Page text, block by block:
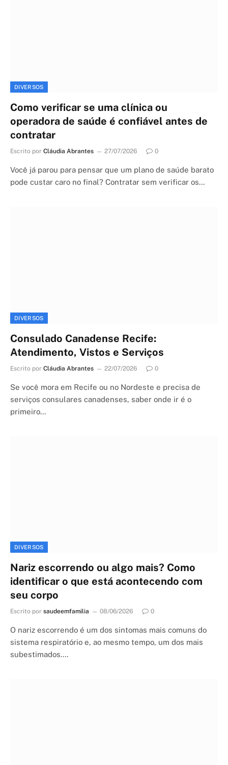
DIVERSOS
Como verificar se uma clínica ou
operadora de saúde é confiável antes de
contratar
Escrito por Cláudia Abrantes 27/07/2026 0
Você já parou para pensar que um plano de saúde barato
pode custar caro no final? Contratar sem verificar os…
DIVERSOS
Consulado Canadense Recife:
Atendimento, Vistos e Serviços
Escrito por Cláudia Abrantes 22/07/2026 0
Se você mora em Recife ou no Nordeste e precisa de
serviços consulares canadenses, saber onde ir é o
primeiro…
DIVERSOS
Nariz escorrendo ou algo mais? Como
identificar o que está acontecendo com
seu corpo
Escrito por saudeemfamilia 08/06/2026 0
O nariz escorrendo é um dos sintomas mais comuns do
sistema respiratório e, ao mesmo tempo, um dos mais
subestimados.…